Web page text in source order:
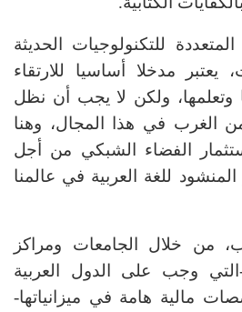
للتكنولوجيات الحديثة
يعتبر مدخلا أساسيا للارتقاء
وتعلمها، ولكن لا يجب أن نظل
من الغرب في هذا المجال، وهنا
الفضاء الشبكي من أجل
للغة العربية في عالمنا
من خلال الجامعات ومراكز
وجب على الدول العربية
مالية هامة في ميزانياتها-